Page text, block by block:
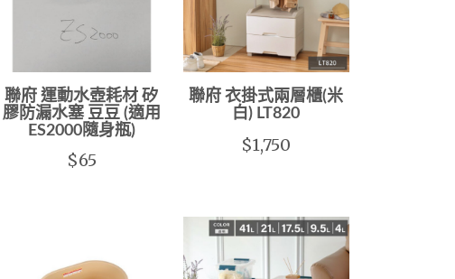
聯府 運動水壺耗材 矽
膠防漏水塞 豆豆 (適用
ES2000隨身瓶)
$65
聯府 衣掛式兩層櫃(米
白) LT820
$1,750